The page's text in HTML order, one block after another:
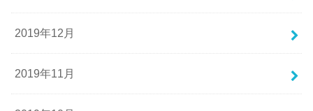
2019年12月
2019年11月